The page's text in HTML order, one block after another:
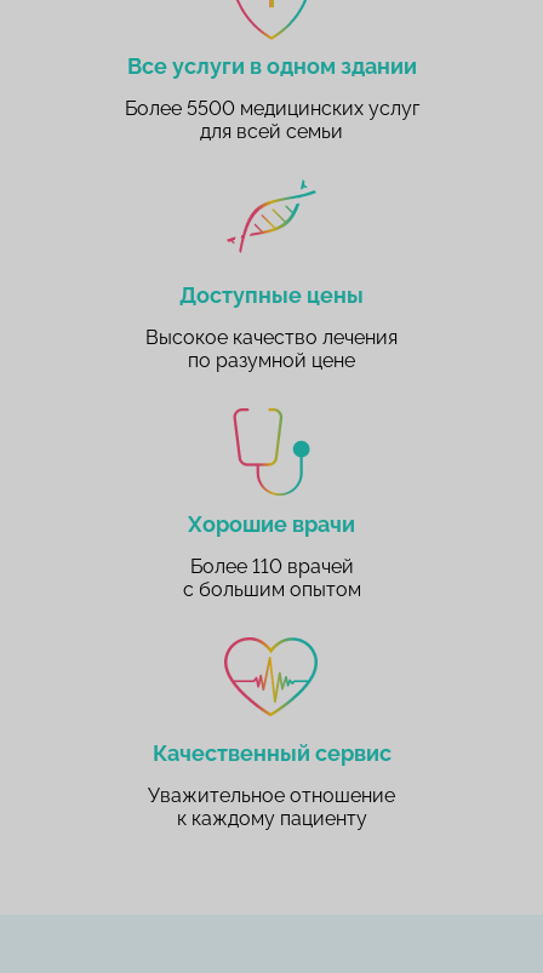
Все услуги в одном здании
Более 5500 медицинских услуг
для всей семьи
Доступные цены
Высокое качество лечения
по разумной цене
Хорошие врачи
Более 110 врачей
с большим опытом
Качественный сервис
Уважительное отношение
к каждому пациенту